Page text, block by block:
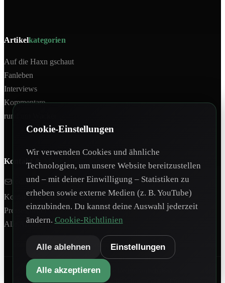
Artikelkategorien
Auf die Haxn gschaut
Fanleben
Interviews
Kommentare
rund um Wacker
Kontakt & Mehr
redaktion@tivoli12.at
Kontaktformular
Pressespiegel
Alle Artikel
©2026Tivoli12. Alle Rechte vorbehalten.
Cookie-Einstellungen
Wir verwenden Cookies und ähnliche
Technologien, um unsere Website bereitzustellen
und – mit deiner Einwilligung – Statistiken zu
erheben sowie externe Medien (z. B. YouTube)
einzubinden. Du kannst deine Auswahl jederzeit
ändern. Cookie-Richtlinien
Alle ablehnen Einstellungen
Alle akzeptieren